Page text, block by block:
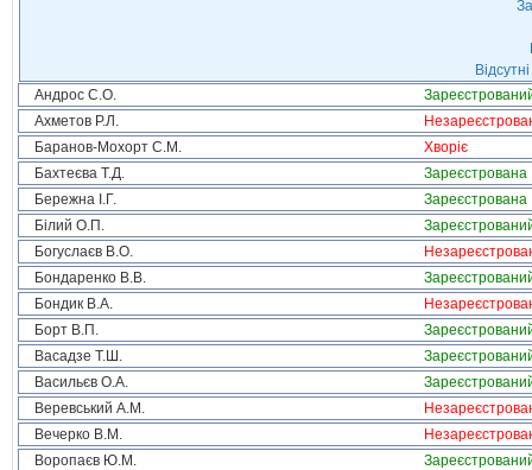
Андрос С.О.
Ахметов Р.Л.
Баранов-Мохорт С.М.
Хворіє
Бахтеєва Т.Д.
Зареєстрована
Бережна І.Г.
Зареєстрована
Білий О.П.
Богуслаєв В.О.
Бондаренко В.В.
Бондик В.А.
Борт В.П.
Васадзе Т.Ш.
Васильєв О.А.
Веревський А.М.
Вечерко В.М.
Воропаєв Ю.М.